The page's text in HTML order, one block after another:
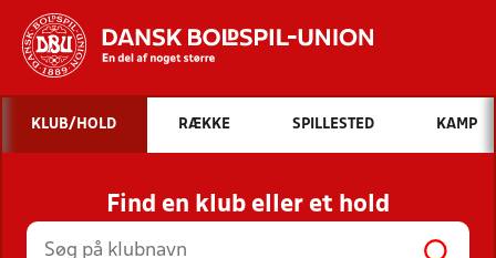
Hvad vil du søge efter?
INDHOLD OG NYHEDER
STILLINGER, RESULTATER, KLUBBER OG
HOLD
KLUB/HOLD RÆKKE SPILLESTED KAMP
Find en klub eller et hold